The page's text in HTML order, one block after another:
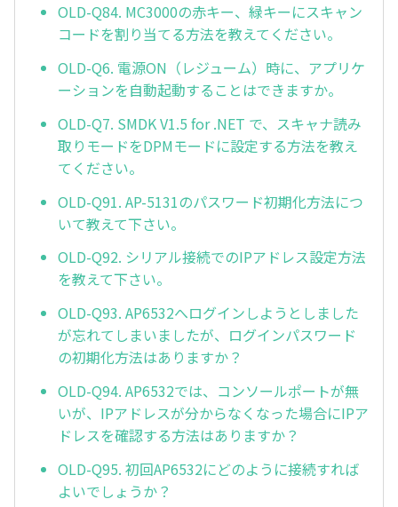
OLD-Q84. MC3000の赤キー、緑キーにスキャン
コードを割り当てる方法を教えてください。
OLD-Q6. 電源ON（レジューム）時に、アプリケ
ーションを自動起動することはできますか。
OLD-Q7. SMDK V1.5 for .NET で、スキャナ読み
取りモードをDPMモードに設定する方法を教え
てください。
OLD-Q91. AP-5131のパスワード初期化方法につ
いて教えて下さい。
OLD-Q92. シリアル接続でのIPアドレス設定方法
を教えて下さい。
OLD-Q93. AP6532へログインしようとしました
が忘れてしまいましたが、ログインパスワード
の初期化方法はありますか？
OLD-Q94. AP6532では、コンソールポートが無
いが、IPアドレスが分からなくなった場合にIPア
ドレスを確認する方法はありますか？
OLD-Q95. 初回AP6532にどのように接続すれば
よいでしょうか？